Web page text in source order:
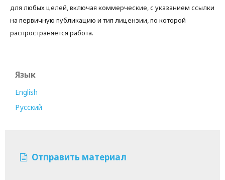
для любых целей, включая коммерческие, с указанием ссылки
на первичную публикацию и тип лицензии, по которой
распространяется работа.
Язык
English
Русский
Отправить материал